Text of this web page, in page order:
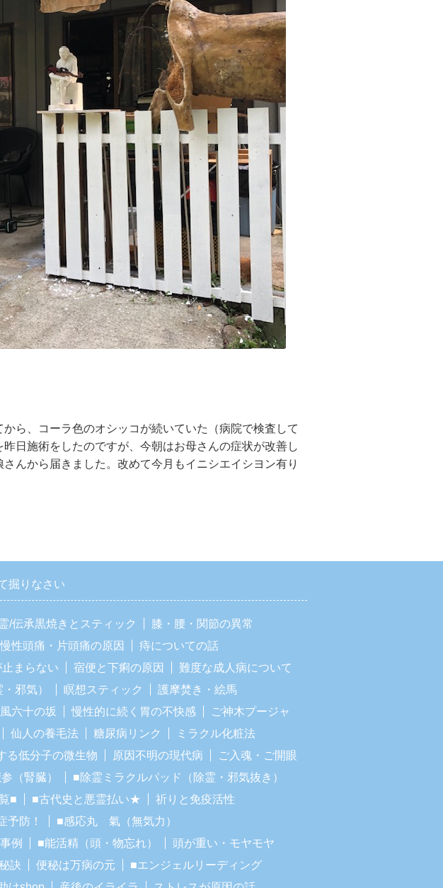
ら、コーラ色のオシッコが続いていた（病院で検査して
日施術をしたのですが、今朝はお母さんの症状が改善し
んから届きました。改めて今月もイニシエイシヨン有り
掘りなさい
/伝承黒焼きとスティック
膝・腰・関節の異常
慢性頭痛・片頭痛の原因
痔についての話
止まらない 宿便と下痢の原因
難度な成人病について
邪気） 瞑想スティック
護摩焚き・絵馬
六十の坂 慢性的に続く胃の不快感
ご神木プージャ
仙人の養毛法 糖尿病リンク
ミラクル化粧法
る低分子の微生物 原因不明の現代病
ご入魂・ご開眼
（腎臓）
■除霊ミラクルパッド（除霊・邪気抜き）
■ ■古代史と悪霊払い★
祈りと免疫活性
予防！
■感応丸 氣（無気力）
例 ■能活精（頭・物忘れ）
頭が重い・モヤモヤ
訣 便秘は万病の元
■エンジェルリーディング